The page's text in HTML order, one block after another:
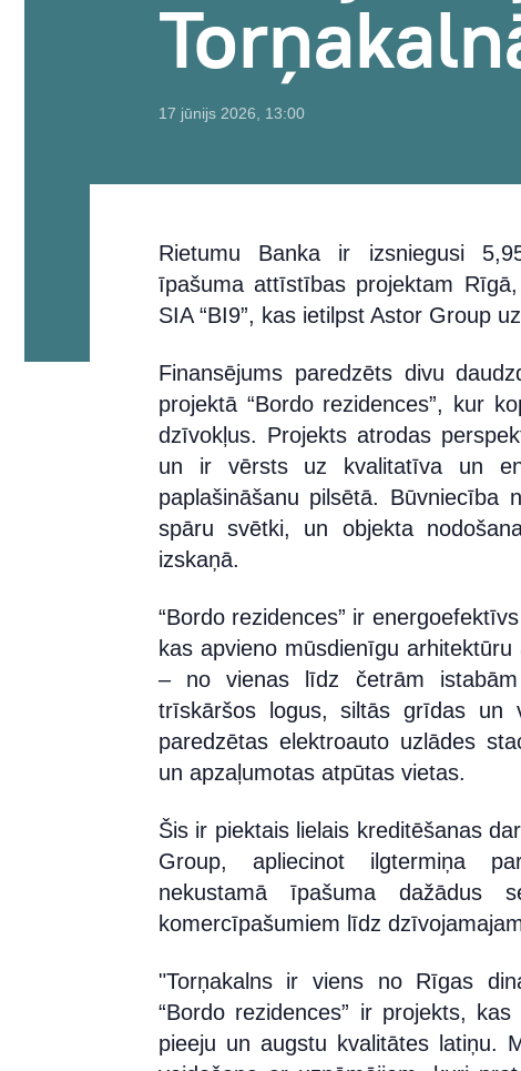
17 jūnijs 2026, 13:00
Rietumu Banka ir izsniegusi
īpašuma attīstības projektam
SIA “BI9”, kas ietilpst Astor Group
Finansējums paredzēts divu
projektā “Bordo rezidences”, kur
dzīvokļus. Projekts atrodas
un ir vērsts uz kvalitatīva un
paplašināšanu pilsētā. Būvniecība
spāru svētki, un objekta
izskaņā.
“Bordo rezidences” ir
kas apvieno mūsdienīgu
– no vienas līdz četrām
trīskāršos logus, siltās grīdas un
paredzētas elektroauto uzlādes
un apzaļumotas atpūtas vietas.
Šis ir piektais lielais kreditēšanas
Group, apliecinot ilgtermiņa
nekustamā īpašuma dažādus
komercīpašumiem līdz
"Torņakalns ir viens no Rīgas
“Bordo rezidences” ir projekts,
pieeju un augstu kvalitātes latiņu.